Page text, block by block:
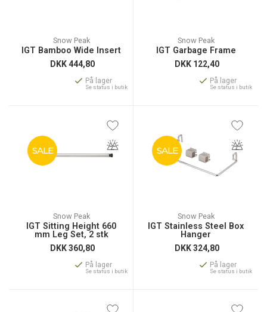
Snow Peak
IGT Bamboo Wide Insert
DKK444,80
På lager
Se status i butik
Snow Peak
IGT Garbage Frame
DKK 122,40
På lager
Se status i butik
SALE
Snow Peak
IGT Sitting Height 660
mm Leg Set, 2 stk
DKK360,80
På lager
Se status i butik
SALE
Snow Peak
IGT Stainless Steel Box
Hanger
DKK324,80
På lager
Se status i butik